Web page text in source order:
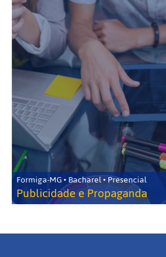
Formiga-MG • Bacharel • Presencial
Publicidade e Propaganda